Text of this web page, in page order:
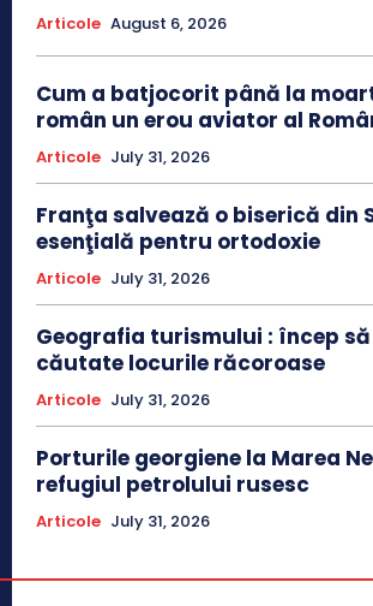
Articole August 6, 2026
Cum a batjocorit până la
român un erou aviator al
Articole July 31, 2026
Franţa salvează o biserică din
esenţială pentru ortodoxie
Articole July 31, 2026
Geografia turismului : încep
căutate locurile răcoroase
Articole July 31, 2026
Porturile georgiene la Marea
refugiul petrolului rusesc
Articole July 31, 2026